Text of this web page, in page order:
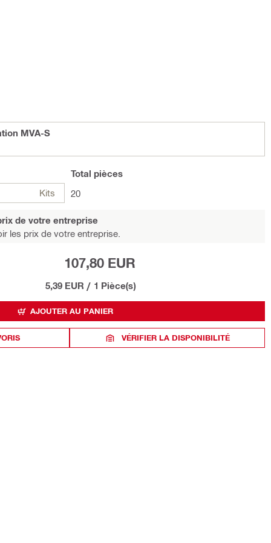
MVA-S
Kits
Total pièces
20
de votre entreprise
les prix de votre entreprise.
107,80 EUR
5,39 EUR / 1 Pièce(s)
AJOUTER AU PANIER
VÉRIFIER LA DISPONIBILITÉ